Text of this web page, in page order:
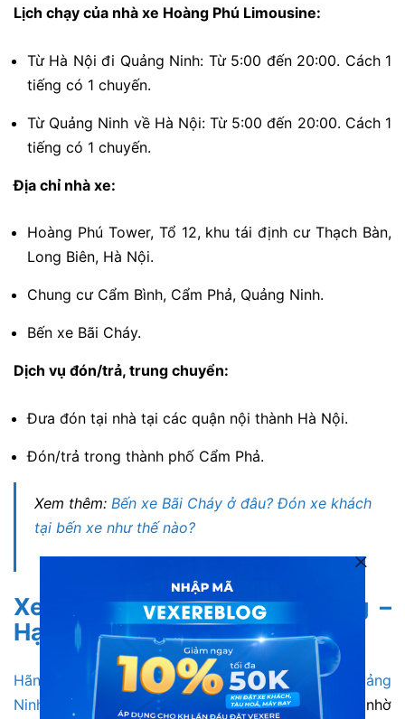
Lịch chạy của nhà xe Hoàng Phú Limousine:
Từ Hà Nội đi Quảng Ninh: Từ 5:00 đến 20:00. Cách 1
tiếng có 1 chuyến.
Từ Quảng Ninh về Hà Nội: Từ 5:00 đến 20:00. Cách 1
tiếng có 1 chuyến.
Địa chỉ nhà xe:
Hoàng Phú Tower, Tổ 12, khu tái định cư Thạch Bàn,
Long Biên, Hà Nội.
Chung cư Cẩm Bình, Cẩm Phả, Quảng Ninh.
Bến xe Bãi Cháy.
Dịch vụ đón/trả, trung chuyển:
Đưa đón tại nhà tại các quận nội thành Hà Nội.
Đón/trả trong thành phố Cẩm Phả.
Xem thêm: Bến xe Bãi Cháy ở đâu? Đón xe khách
tại bến xe như thế nào?
Xe limousine Hà Nội Hạ Long –
Hạ Long Travel Limousine
Hãng xe khách limousine Hạ Long Travel đi Quảng
Ninh từ Hà Nội
được nhiều khách hàng tin tưởng nhờ